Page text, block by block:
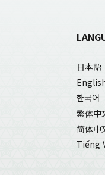
日本語
한국어
繁体中
简体中
Tiếng